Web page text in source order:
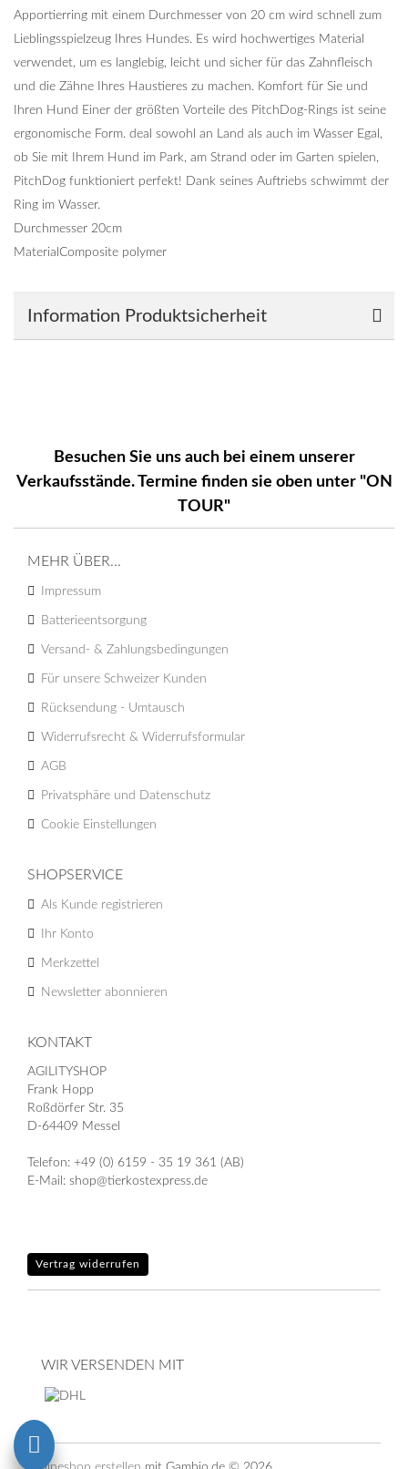
Apportierring mit einem Durchmesser von 20 cm wird schnell zum
Lieblingsspielzeug Ihres Hundes. Es wird hochwertiges Material
verwendet, um es langlebig, leicht und sicher für das Zahnfleisch
und die Zähne Ihres Haustieres zu machen. Komfort für Sie und
Ihren Hund Einer der größten Vorteile des PitchDog-Rings ist seine
ergonomische Form. deal sowohl an Land als auch im Wasser Egal,
ob Sie mit Ihrem Hund im Park, am Strand oder im Garten spielen,
PitchDog funktioniert perfekt! Dank seines Auftriebs schwimmt der
Ring im Wasser.
Durchmesser 20cm
Material Composite polymer
Information Produktsicherheit
Besuchen Sie uns auch bei einem unserer
Verkaufsstände. Termine finden sie oben unter "ON
TOUR"
MEHR ÜBER...
Impressum
Batterieentsorgung
Versand- & Zahlungsbedingungen
Für unsere Schweizer Kunden
Rücksendung - Umtausch
Widerrufsrecht & Widerrufsformular
AGB
Privatsphäre und Datenschutz
Cookie Einstellungen
SHOPSERVICE
Als Kunde registrieren
Ihr Konto
Merkzettel
Newsletter abonnieren
KONTAKT
AGILITYSHOP
Frank Hopp
Roßdörfer Str. 35
D-64409 Messel
Telefon: +49 (0) 6159 - 35 19 361 (AB)
E-Mail: shop@tierkostexpress.de
Vertrag widerrufen
WIR VERSENDEN MIT